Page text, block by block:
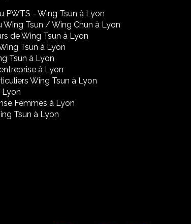
PWTS - Wing Tsun à Lyon
Wing Tsun / Wing Chun à Lyon
de Wing Tsun à Lyon
Tsun à Lyon
Tsun à Lyon
à Lyon
Wing Tsun à Lyon
Lyon
Femmes à Lyon
Tsun à Lyon